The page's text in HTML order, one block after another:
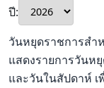
ปี:
วันหยุดราชการสำ
แสดงรายการวันห
และวันในสัปดาห์